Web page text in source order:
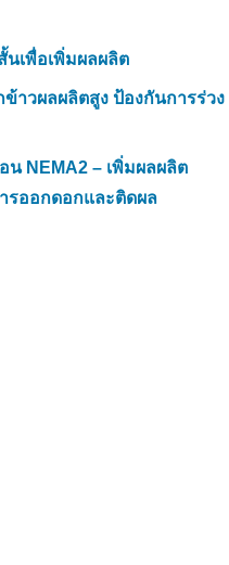
เพื่อเพิ่มผลผลิต
าวผลผลิตสูง ป้องกันการร่วง
NEMA2 – เพิ่มผลผลิต
รออกดอกและติดผล